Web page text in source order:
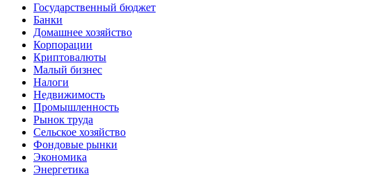
Государственный бюджет
Банки
Домашнее хозяйство
Корпорации
Криптовалюты
Малый бизнес
Налоги
Недвижимость
Промышленность
Рынок труда
Сельское хозяйство
Фондовые рынки
Экономика
Энергетика